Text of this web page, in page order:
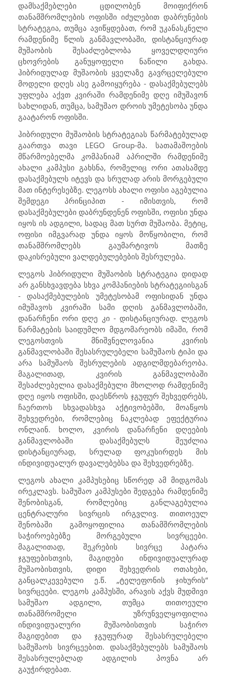
დამსაქმებლები ცდილობენ მოიფიქრონ
თანამშრომლების ოფისში იძულებით დაბრუნების
სტრატეგია, თუმცა ავიწყდებათ, რომ უკანასკნელი
რამდენიმე წლის განმავლობაში, დისტანციურად
მუშაობის შესაძლებლობა ყოველდღიური
ცხოვრების განუყოფელი ნაწილი გახდა.
ჰიბრიდულად მუშაობის ყველაზე გავრცელებული
მოდელი დღეს ასე გამოიყურება - დასაქმებულებს
უფლება აქვთ კვირაში რამდენიმე დღე იმუშავონ
სახლიდან, თუმცა, სამუშაო დროის უმეტესობა უნდა
გაატარონ ოფისში.
ჰიბრიდული მუშაობის სტრატეგიას წარმატებულად
გაართვა თავი LEGO Group-მა. სათამაშოების
მწარმოებელმა კომპანიამ აპრილში რამდენიმე
ახალი კამპუსი გახსნა, რომელიც ორი ათასამდე
დასაქმებულს იტევს და სრულად არის მორგებული
მათ ინტერესებზე. ლეგოსს ახალი ოფისი აგებულია
შემდეგი პრინციპით - იმისთვის, რომ
დასაქმებულები დაბრუნდენენ ოფისში, ოფისი უნდა
იყოს ის ადგილი, სადაც მათ სურთ მუშაობა. მეტიც,
ოფისი იმგვარად უნდა იყოს მოწყობილი, რომ
თანამშრომლებს გაუმარტივოს მათზე
დაკისრებული ვალდებულებების შესრულება.
ლეგოს ჰიბრიდული მუშაობის სტრატეგია დიდად
არ განსხვავდება სხვა კომპანიების სტრატეგიისგან
- დასაქმებულების უმეტესობამ ოფისიდან უნდა
იმუშავოს კვირაში სამი დღის განმავლობაში,
დანარჩენი ორი დღე კი - დისტანციურად. ლეგოს
წარმატების საიდუმლო მდგომარეობს იმაში, რომ
ლეგოსთვის მნიშვნელოვანია კვირის
განმავლობაში შესასრულებელი სამუშაოს ტიპი და
არა სამუშაოს შესრულების ადგილმდებარეობა.
მაგალითად, კვირის განმავლობაში
შესაძლებელია დასაქმებული მხოლოდ რამდენიმე
დღე იყოს ოფისში, დაესწროს ჯგუფურ შეხვედრებს,
ჩაერთოს სხვადასხვა აქტივობებში, მოაწყოს
შეხვედრები, რომლებიც ნაკლებად ეფექტურია
ონლაინ. ხოლო, კვირის დანარჩენი დღეების
განმავლობაში დასაქმებულს შეუძლია
დისტანციურად, სრულად ფოკუსირდეს მის
ინდივიდუალურ დავალებებსა და შეხვედრებზე.
ლეგოს ახალი კამპუსებიც სწორედ ამ მიდგომას
ირეკლავს. სამუშაო კამპუსები შედგება რამდენიმე
შენობისგან, რომლებიც განლაგებულია
ცენტრალური სივრცის ირგვლივ. თითოეულ
შენობაში გამოყოფილია თანამშრომლების
საჭიროებებზე მორგებული სივრცეები.
მაგალითად, შეკრების სივრცე პატარა
ჯგუფებისთვის, მაგიდები ინდივიდუალურად
მუშაობისთვის, დიდი შეხვედრის ოთახები,
განცალკევებული ე.წ. „ტელეფონის ჯიხურის“
სივრცეები. ლეგოს კამპუსში, არავის აქვს მუდმივი
სამუშაო ადგილი, თუმცა თითოეული
თანამშრომელი უზრუნველყოფილია
ინდივიდუალური მუშაობისთვის საჭირო
მაგიდებით და ჯგუფურად შესასრულებელი
სამუშაოს სივრცეებით. დასაქმებულებს სამუშაოს
შესასრულებლად ადგილის პოვნა არ
გაუჭირდებათ.